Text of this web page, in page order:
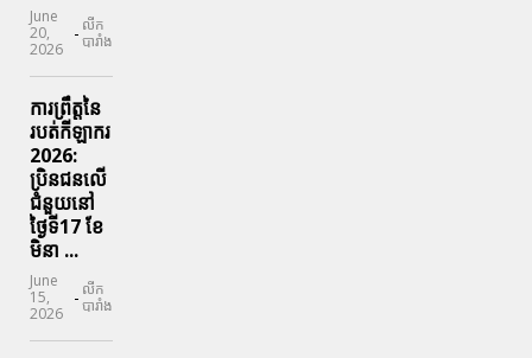
June
20,
2026
- លីក
បារាំង
ការព្រឹត្តនៃ
របត់កីឡាករ
2026:
ប្រិនជនលើ
ជំនួយនៅ
ថ្ងៃទី17 ខែ
មិនា ...
June
15,
2026
- លីក
បារាំង